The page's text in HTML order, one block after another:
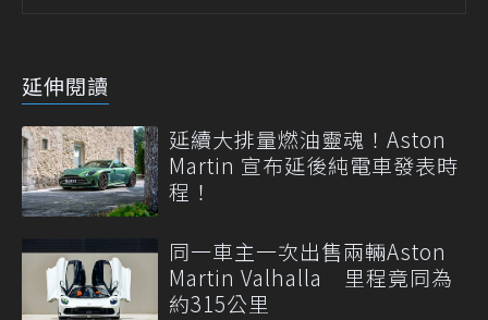
延伸閱讀
延續大排量燃油靈魂！Aston
Martin 宣布延後純電車發表時
程！
同一車主一次出售兩輛Aston
Martin Valhalla 里程竟同為
約315公里